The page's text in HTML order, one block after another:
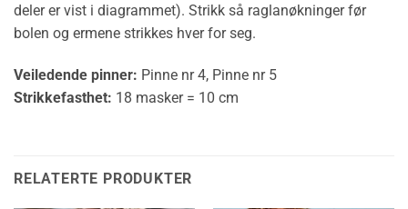
deler er vist i diagrammet). Strikk så raglanøkninger før
bolen og ermene strikkes hver for seg.
Veiledende pinner: Pinne nr 4, Pinne nr 5
Strikkefasthet: 18 masker = 10 cm
RELATERTE PRODUKTER